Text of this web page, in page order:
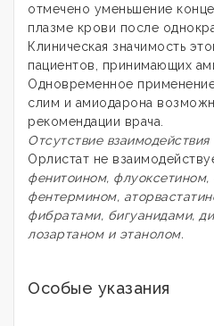
отмечено уменьшение
плазме крови после
Клиническая значимость
пациентов, принимающих
Одновременное
слим и амиодарона
рекомендации врача.
Отсутствие взаимодействия
Орлистат не
фенитоином,
фентермином,
фибратами, бигуанидами,
лозартаном и этанолом.
Особые указания